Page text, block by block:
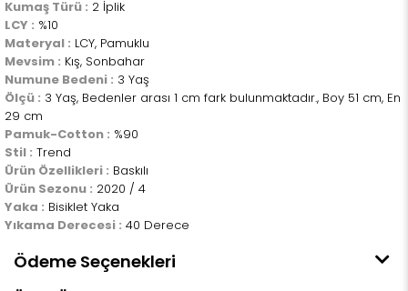
Kumaş Türü : 2 İplik
LCY : %10
Materyal : LCY, Pamuklu
Mevsim : Kış, Sonbahar
Numune Bedeni : 3 Yaş
Ölçü : 3 Yaş, Bedenler arası 1 cm fark bulunmaktadır., Boy 51 cm, En
29 cm
Pamuk-Cotton : %90
Stil : Trend
Ürün Özellikleri : Baskılı
Ürün Sezonu : 2020 / 4
Yaka : Bisiklet Yaka
Yıkama Derecesi : 40 Derece
Ödeme Seçenekleri